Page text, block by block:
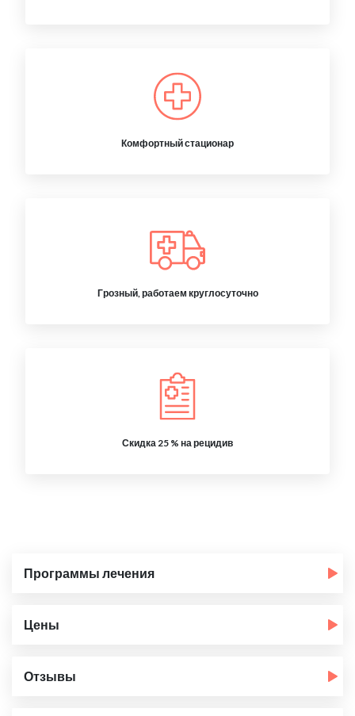
Комфортный стационар
Грозный, работаем круглосуточно
Скидка 25 % на рецидив
Программы лечения
Цены
Отзывы